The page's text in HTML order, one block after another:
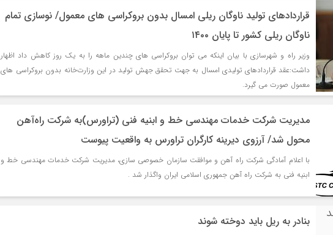
‌قراردادهای تولید ناوگان ریلی امسال بدون بروکراسی های معمول/ نوسازی تمام
ناوگان ریلی کشور تا پایان ۱۴۰۰
وزیر راه و شهرسازی با بیان اینکه می توان بروکراسی های چندین ماهه را به یک روز کاهش داد اظهار
داشت:عقد قراردادهای تولیدی امسال به جهت تحقق جهش تولید در این وزارت‌خانه بدون بروکراسی های
معمول صورت می گیرد.
مدیریت شرکت خدمات مهندسی خط و ابنیه فنی (تراورس)به شرکت راه‌آهن
محول شد/ آرزوی دیرینه کارگران تراورس به واقعیت پیوست
با اعلام آمادگی شرکت راه آهن و موافقت سازمان خصوصی سازی، مدیریت شرکت خدمات مهندسی خط و
ابنیه فنی به شرکت راه آهن جمهوری اسلامی ایران واگذار شد .
بنادر به ریل باید دوخته شوند